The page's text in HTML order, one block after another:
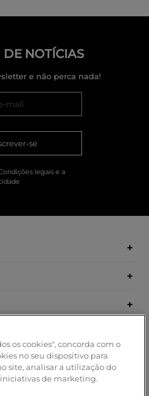
NOTÍCIAS
e não perca nada!
se
legais e a
os cookies", concorda com o
no seu dispositivo para
site, analisar a utilização do
de marketing.